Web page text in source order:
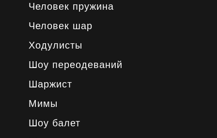
Человек пружина
Человек шар
Ходулисты
Шоу переодеваний
Шаржист
Мимы
Шоу балет